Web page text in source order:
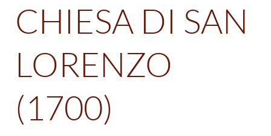
CHIESA DI SAN
LORENZO
(1700)